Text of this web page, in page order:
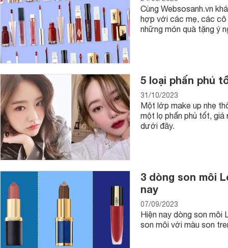
Mặt khác, lót 1 lớp mỏng toner hoa hồng lên lớp make-up
hay nói cách khác là để lớp điểm trang bám lâu trên da hơn.
4. Kem lót dạng gel
- Bộ trang điểm cơ bản sẽ không thể thiếu kem lót. Kem
bay hơi, đảm bảo quá trình kem dưỡng sẽ thu nhận hoàn
- Đối với những dòng da dầu, kem lót kiềm dầu có tác
Cùng Websosanh.vn
hợp với các mẹ, các cô
những món quà tặng ý
5 loại phấn phủ
31/10/2023
Một lớp make up nhẹ
một lọ phấn phủ tốt,
dưới đây.
3 dòng son môi
nay
07/09/2023
Hiện nay dòng son môi
son môi với màu son